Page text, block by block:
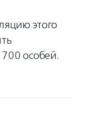
этого
особей.